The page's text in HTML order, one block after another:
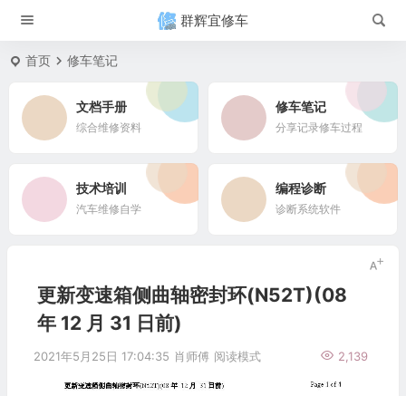
群辉宜修车
首页 修车笔记
文档手册
综合维修资料
修车笔记
分享记录修车过程
技术培训
汽车维修自学
编程诊断
诊断系统软件
更新变速箱侧曲轴密封环(N52T)(08
年 12 月 31 日前)
2021年5月25日 17:04:35 肖师傅 2,139
阅读模式